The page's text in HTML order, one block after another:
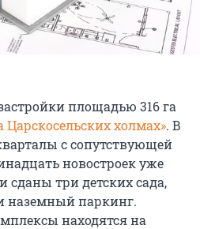
площадью 316 га
Царскосельских холмах». В
с сопутствующей
новостроек уже
сданы три детских сада,
наземный паркинг.
находятся на